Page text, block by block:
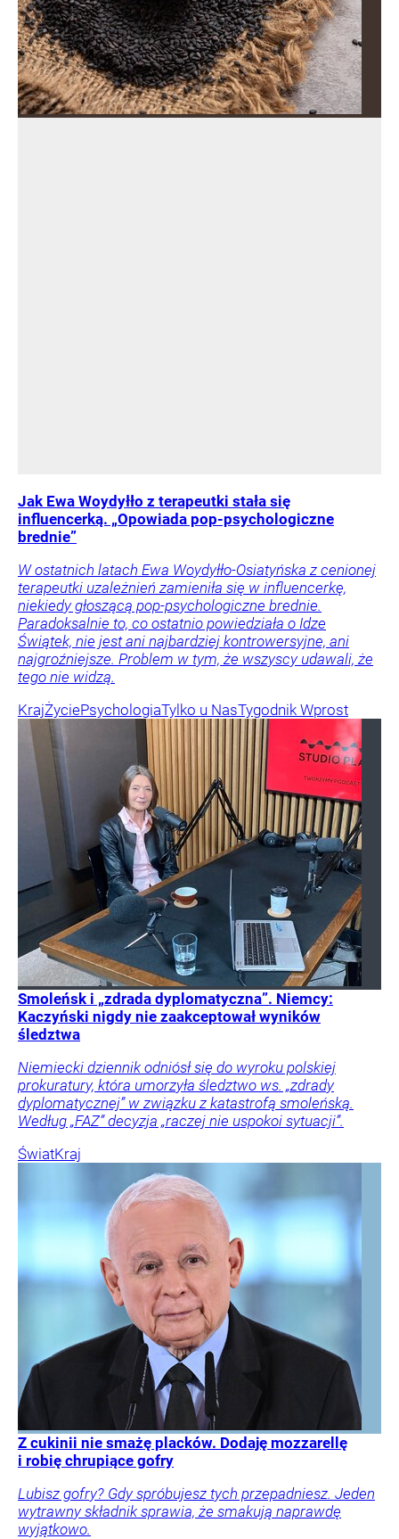
Jak Ewa Woydyłło z terapeutki stała się
influencerką. „Opowiada pop-psychologiczne
brednie”
W ostatnich latach Ewa Woydyłło-Osiatyńska z cenionej
terapeutki uzależnień zamieniła się w influencerkę,
niekiedy głoszącą pop-psychologiczne brednie.
Paradoksalnie to, co ostatnio powiedziała o Idze
Świątek, nie jest ani najbardziej kontrowersyjne, ani
najgroźniejsze. Problem w tym, że wszyscy udawali, że
tego nie widzą.
KrajŻyciePsychologiaTylko u NasTygodnik Wprost
Smoleńsk i „zdrada dyplomatyczna”. Niemcy:
Kaczyński nigdy nie zaakceptował wyników
śledztwa
Niemiecki dziennik odniósł się do wyroku polskiej
prokuratury, która umorzyła śledztwo ws. „zdrady
dyplomatycznej” w związku z katastrofą smoleńską.
Według „FAZ” decyzja „raczej nie uspokoi sytuacji”.
ŚwiatKraj
Z cukinii nie smażę placków. Dodaję mozzarellę
i robię chrupiące gofry
Lubisz gofry? Gdy spróbujesz tych przepadniesz. Jeden
wytrawny składnik sprawia, że smakują naprawdę
wyjątkowo.